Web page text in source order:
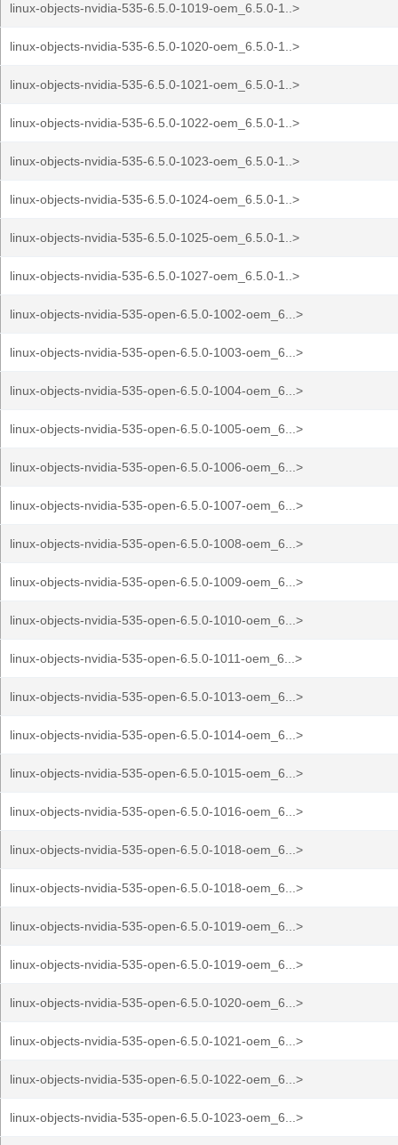
linux-objects-nvidia-535-6.5.0-1019-oem_6.5.0-1..>
linux-objects-nvidia-535-6.5.0-1020-oem_6.5.0-1..>
linux-objects-nvidia-535-6.5.0-1021-oem_6.5.0-1..>
linux-objects-nvidia-535-6.5.0-1022-oem_6.5.0-1..>
linux-objects-nvidia-535-6.5.0-1023-oem_6.5.0-1..>
linux-objects-nvidia-535-6.5.0-1024-oem_6.5.0-1..>
linux-objects-nvidia-535-6.5.0-1025-oem_6.5.0-1..>
linux-objects-nvidia-535-6.5.0-1027-oem_6.5.0-1..>
linux-objects-nvidia-535-open-6.5.0-1002-oem_6...>
linux-objects-nvidia-535-open-6.5.0-1003-oem_6...>
linux-objects-nvidia-535-open-6.5.0-1004-oem_6...>
linux-objects-nvidia-535-open-6.5.0-1005-oem_6...>
linux-objects-nvidia-535-open-6.5.0-1006-oem_6...>
linux-objects-nvidia-535-open-6.5.0-1007-oem_6...>
linux-objects-nvidia-535-open-6.5.0-1008-oem_6...>
linux-objects-nvidia-535-open-6.5.0-1009-oem_6...>
linux-objects-nvidia-535-open-6.5.0-1010-oem_6...>
linux-objects-nvidia-535-open-6.5.0-1011-oem_6...>
linux-objects-nvidia-535-open-6.5.0-1013-oem_6...>
linux-objects-nvidia-535-open-6.5.0-1014-oem_6...>
linux-objects-nvidia-535-open-6.5.0-1015-oem_6...>
linux-objects-nvidia-535-open-6.5.0-1016-oem_6...>
linux-objects-nvidia-535-open-6.5.0-1018-oem_6...>
linux-objects-nvidia-535-open-6.5.0-1018-oem_6...>
linux-objects-nvidia-535-open-6.5.0-1019-oem_6...>
linux-objects-nvidia-535-open-6.5.0-1019-oem_6...>
linux-objects-nvidia-535-open-6.5.0-1020-oem_6...>
linux-objects-nvidia-535-open-6.5.0-1021-oem_6...>
linux-objects-nvidia-535-open-6.5.0-1022-oem_6...>
linux-objects-nvidia-535-open-6.5.0-1023-oem_6...>